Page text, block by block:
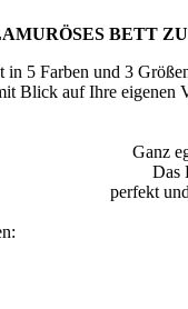
BETT
in 5 Farben und 3
Blick auf Ihre eigenen
Ganz
Das
perfekt